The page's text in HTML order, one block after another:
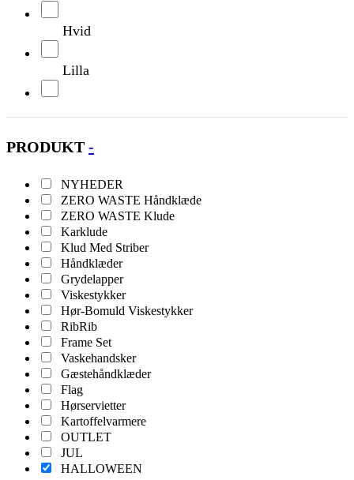
Hvid
Lilla
Natur
Oliven
Orange
Petrol
Pink
Rød
Sort
Turkis
PRODUKT -
NYHEDER
ZERO WASTE Håndklæde
ZERO WASTE Klude
Karklude
Klud Med Striber
Håndklæder
Grydelapper
Viskestykker
Hør-Bomuld Viskestykker
RibRib
Frame Set
Vaskehandsker
Gæstehåndklæder
Flag
Hørservietter
Kartoffelvarmere
OUTLET
JUL
HALLOWEEN